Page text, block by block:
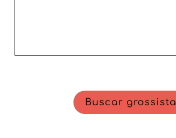
Buscar grossista